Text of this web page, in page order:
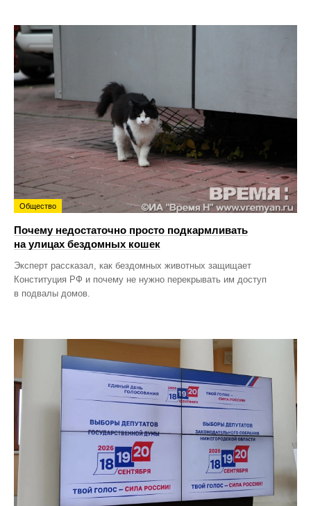
Общество
Почему недостаточно просто подкармливать
на улицах бездомных кошек
Эксперт рассказал, как бездомных животных защищает
Конституция РФ и почему не нужно перекрывать им доступ
в подвалы домов.